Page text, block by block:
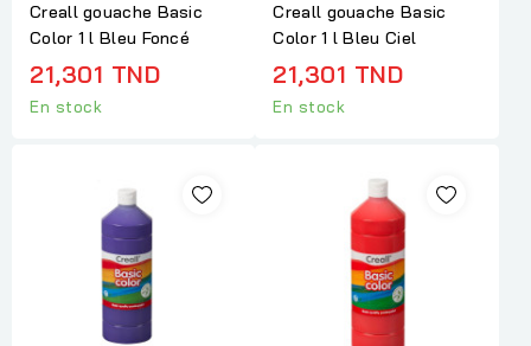
Creall gouache Basic
Color 1 l Bleu Foncé
21,301 TND
En stock
Creall gouache Basic
Color 1 l Bleu Ciel
21,301 TND
En stock